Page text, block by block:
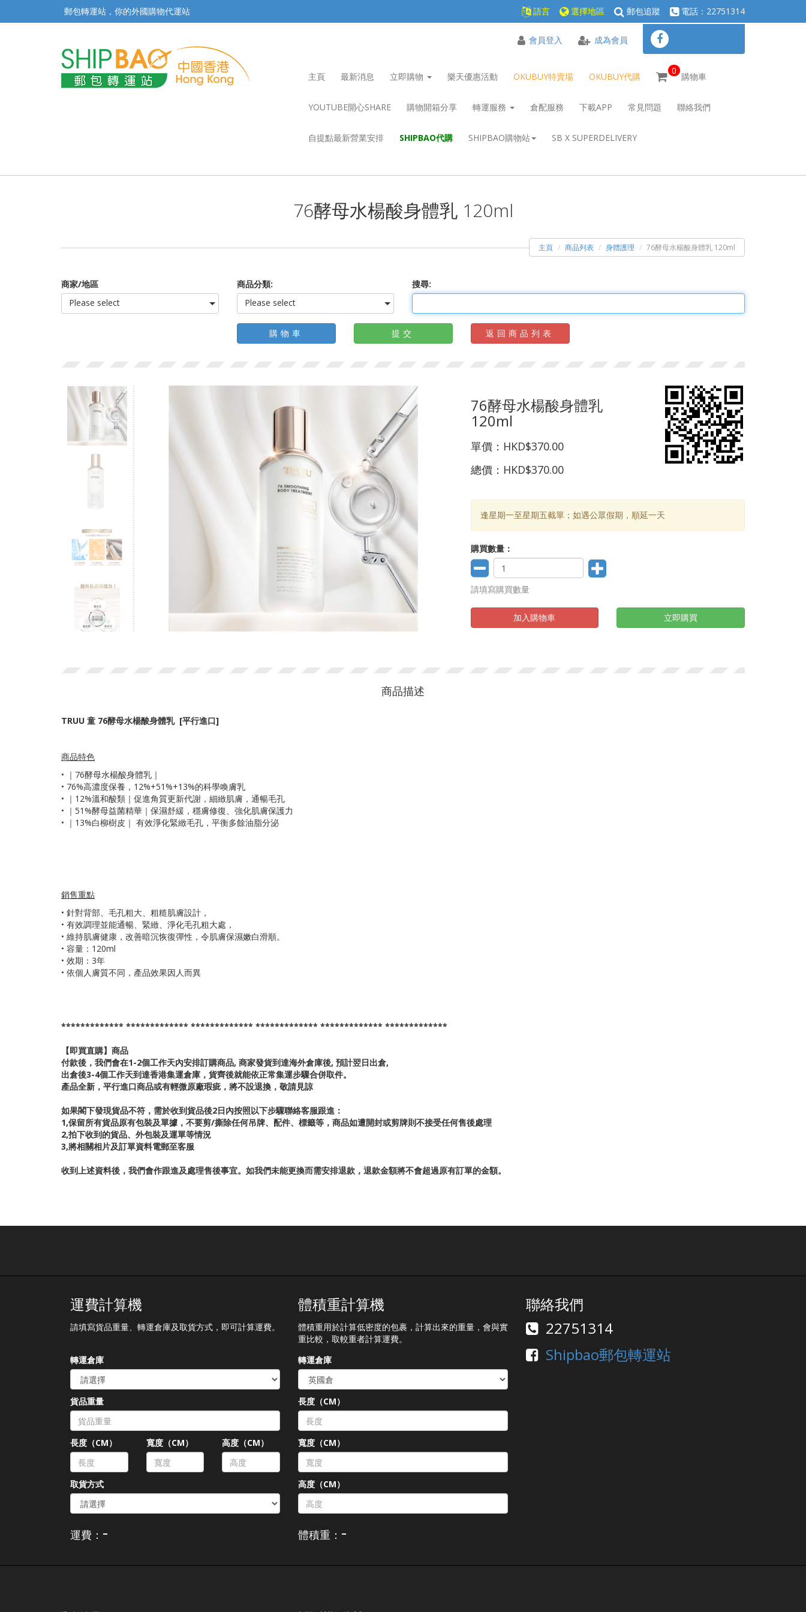
郵包轉運站，你的外國購物代運站 語言 選擇地區 郵包追蹤 電話：22751314
主頁 最新消息 立即購物 樂天優惠活動 OKUBUY特賣場 OKUBUY代購
0
購物車
YOUTUBE開心SHARE 購物開箱分享 轉運服務 倉配服務 下載APP 常見問題 聯絡我們
自提點最新營業安排 SHIPBAO代購 SHIPBAO購物站 SB X SUPERDELIVERY
會員登入 成為會員
76酵母水楊酸身體乳 120ml
主頁 商品列表 身體護理 76酵母水楊酸身體乳 120ml
商家/地區
Please select
商品分類:
Please select
搜尋:
購物車 提交 返回商品列表
76酵母水楊酸身體乳
120ml
單價： HKD$370.00
總價： HKD$370.00
逢星期一至星期五截單；如遇公眾假期，順延一天
購買數量：
請填寫購買數量
加入購物車 立即購買
商品描述
TRUU 童 76酵母水楊酸身體乳 [平行進口]
商品特色
• ｜76酵母水楊酸身體乳｜
• 76%高濃度保養，12%+51%+13%的科學喚膚乳
• ｜12%溫和酸類｜促進角質更新代謝，細緻肌膚，通暢毛孔
• ｜51%酵母益菌精華｜保濕舒緩，穩膚修復、強化肌膚保護力
• ｜13%白柳樹皮｜ 有效淨化緊緻毛孔，平衡多餘油脂分泌
銷售重點
• 針對背部、毛孔粗大、粗糙肌膚設計，
• 有效調理並能通暢、緊緻、淨化毛孔粗大處，
• 維持肌膚健康，改善暗沉恢復彈性，令肌膚保濕嫩白滑順。
• 容量：120ml
• 效期：3年
• 依個人膚質不同，產品效果因人而異
************* ************* ************* ************* ************* *************
【即買直購】商品
付款後，我們會在1-2個工作天內安排訂購商品, 商家發貨到達海外倉庫後, 預計翌日出倉,
出倉後3-4個工作天到達香港集運倉庫，貨齊後就能依正常集運步驟合併取件。
產品全新，平行進口商品或有輕微原廠瑕疵，將不設退換，敬請見諒
如果閣下發現貨品不符，需於收到貨品後2日內按照以下步驟聯絡客服跟進：
1,保留所有貨品原有包裝及單據，不要剪/撕除任何吊牌、配件、標籤等，商品如遭開封或剪牌則不接受任何售後處理
2,拍下收到的貨品、外包裝及運單等情況
3,將相關相片及訂單資料電郵至客服
收到上述資料後，我們會作跟進及處理售後事宜。如我們未能更換而需安排退款，退款金額將不會超過原有訂單的金額。
運費計算機
請填寫貨品重量、轉運倉庫及取貨方式，即可計算運費。
轉運倉庫
貨品重量
長度（CM） 寬度（CM） 高度（CM）
取貨方式
運費： -
體積重計算機
體積重用於計算低密度的包裹，計算出來的重量，會與實
重比較，取較重者計算運費。
轉運倉庫
長度（CM）
寬度（CM）
高度（CM）
體積重： -
聯絡我們
22751314
Shipbao郵包轉運站